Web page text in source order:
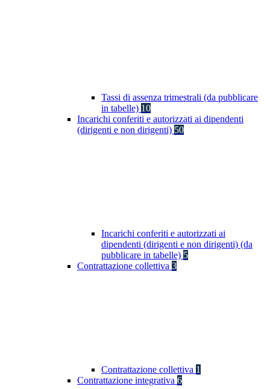
Tassi di assenza trimestrali (da pubblicare
in tabelle) 10
Incarichi conferiti e autorizzati ai dipendenti
(dirigenti e non dirigenti) 50
Incarichi conferiti e autorizzati ai
dipendenti (dirigenti e non dirigenti) (da
pubblicare in tabelle) 5
Contrattazione collettiva 3
Contrattazione collettiva 1
Contrattazione integrativa 6